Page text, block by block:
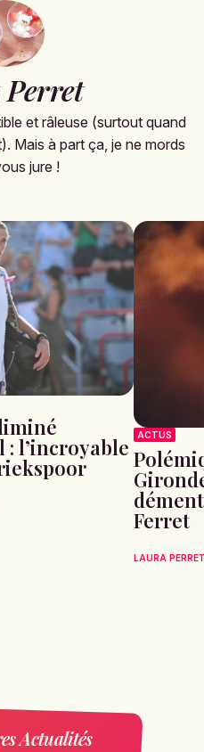
et râleuse (surtout quand
Mais à part ça, je ne mords
jure !
: l’incroyable ACTUS
Ferret
LAURA
Actualités